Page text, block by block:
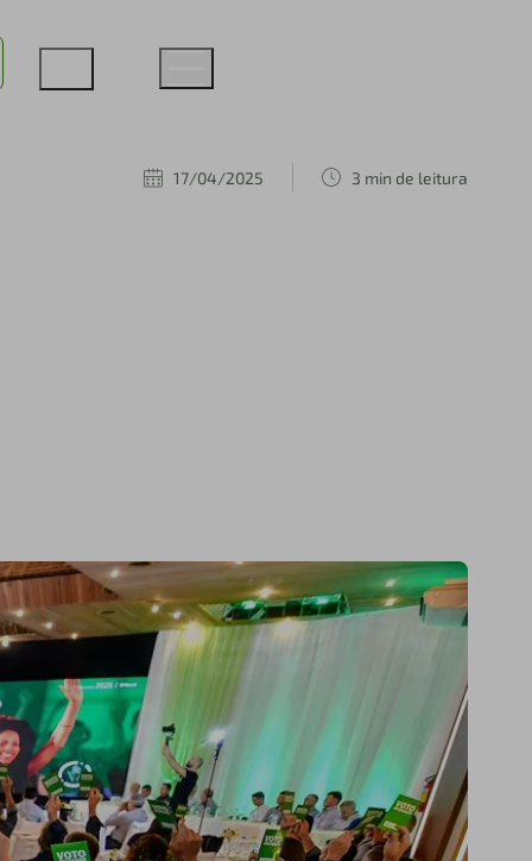
17/04/2025 3 min de leitura